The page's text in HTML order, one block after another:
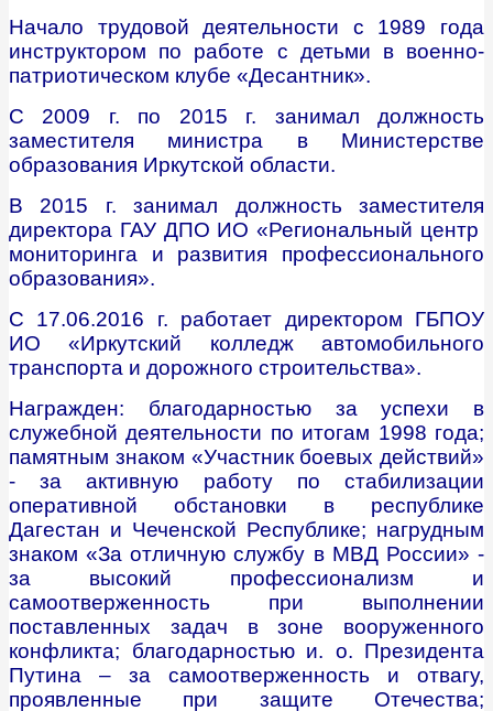
Начало трудовой деятельности с 1989 года
инструктором по работе с детьми в военно-
патриотическом клубе «Десантник».
С 2009 г. по 2015 г. занимал должность
заместителя министра в Министерстве
образования Иркутской области.
В 2015 г. занимал должность заместителя
директора ГАУ ДПО ИО «Региональный центр
мониторинга и развития профессионального
образования».
С 17.06.2016 г. работает директором ГБПОУ
ИО «Иркутский колледж автомобильного
транспорта и дорожного строительства».
Награжден: благодарностью за успехи в
служебной деятельности по итогам 1998 года;
памятным знаком «Участник боевых действий»
- за активную работу по стабилизации
оперативной обстановки в республике
Дагестан и Чеченской Республике; нагрудным
знаком «За отличную службу в МВД России» -
за высокий профессионализм и
самоотверженность при выполнении
поставленных задач в зоне вооруженного
конфликта; благодарностью и. о. Президента
Путина – за самоотверженность и отвагу,
проявленные при защите Отечества;